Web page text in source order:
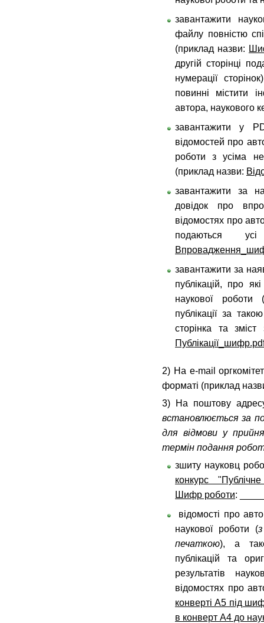
завантажити
файлу повністю
(приклад назви:
другій сторінці
нумерації
повинні містити
автора, наукового
завантажити у
відомостей про
роботи з усіма
(приклад назви:
завантажити за
довідок про
відомостях про
подаються
завантажити за
публікацій, про
наукової
публікації за
сторінка та зміст
2) На e-mail
форматі (приклад
3) На поштову
встановлюється за
для відмови у
термін подання
зшиту науковц
конкурс
Шифр роботи:
відомості про
наукової роботи (
печаткою), а
публікацій та
результатів
відомостях про
конверті А5 під
в конверт А4 до